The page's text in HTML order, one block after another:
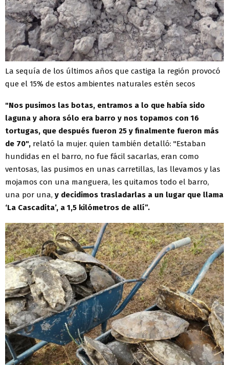
La sequía de los últimos años que castiga la región provocó
que el 15% de estos ambientes naturales estén secos
"Nos pusimos las botas, entramos a lo que había sido
laguna y ahora sólo era barro y nos topamos con 16
tortugas, que después fueron 25 y finalmente fueron más
de 70", relató la mujer. quien también detalló: "Estaban
hundidas en el barro, no fue fácil sacarlas, eran como
ventosas, las pusimos en unas carretillas, las llevamos y las
mojamos con una manguera, les quitamos todo el barro,
una por una, y decidimos trasladarlas a un lugar que llama
‘La Cascadita’, a 1,5 kilómetros de allí”.